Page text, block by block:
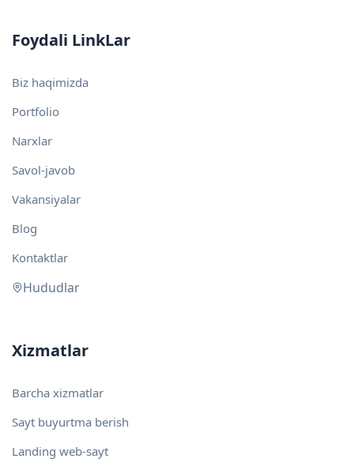
Foydali LinkLar
Biz haqimizda
Portfolio
Narxlar
Savol-javob
Vakansiyalar
Blog
Kontaktlar
Hududlar
Xizmatlar
Barcha xizmatlar
Sayt buyurtma berish
Landing web-sayt